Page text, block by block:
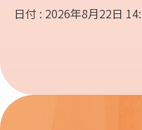
日付 : 2026年8月22日